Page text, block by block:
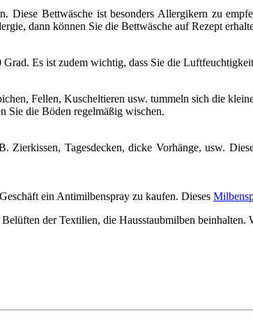
Diese Bettwäsche ist besonders Allergikern zu
dann können Sie die Bettwäsche auf Rezept
Es ist zudem wichtig, dass Sie die
Fellen, Kuscheltieren usw. tummeln sich die
Sie die Böden regelmäßig wischen.
Zierkissen, Tagesdecken, dicke Vorhänge, usw.
ein Antimilbenspray zu kaufen. Dieses
der Textilien, die Hausstaubmilben